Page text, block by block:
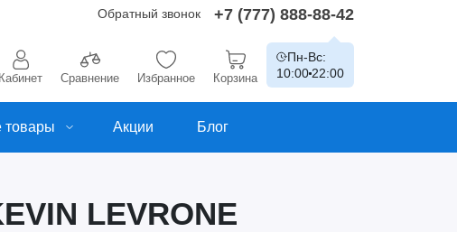
Обратный звонок +7 (777) 888-88-42
Кабинет Сравнение Избранное Корзина
Пн-Вс:
10:00 22:00
товары Акции Блог
LEVRONE